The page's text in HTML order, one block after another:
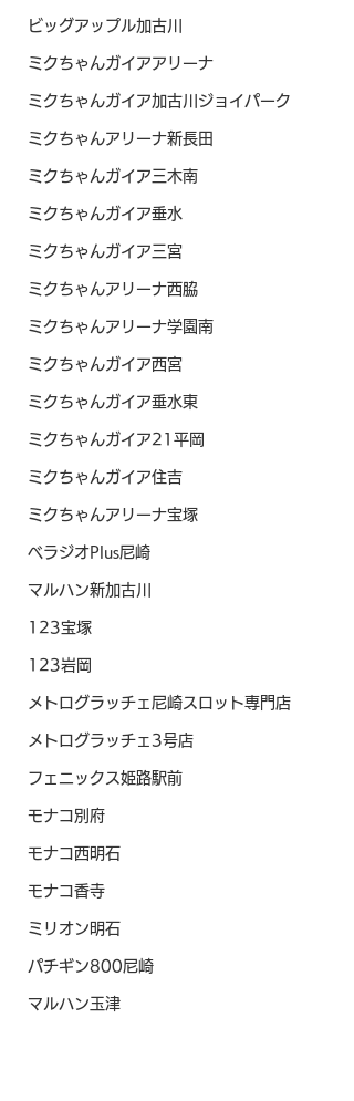
ビッグアップル加古川
ミクちゃんガイアアリーナ
ミクちゃんガイア加古川ジョイパーク
ミクちゃんアリーナ新長田
ミクちゃんガイア三木南
ミクちゃんガイア垂水
ミクちゃんガイア三宮
ミクちゃんアリーナ西脇
ミクちゃんアリーナ学園南
ミクちゃんガイア西宮
ミクちゃんガイア垂水東
ミクちゃんガイア21平岡
ミクちゃんガイア住吉
ミクちゃんアリーナ宝塚
ベラジオPlus尼崎
マルハン新加古川
123宝塚
123岩岡
メトログラッチェ尼崎スロット専門店
メトログラッチェ3号店
フェニックス姫路駅前
モナコ別府
モナコ西明石
モナコ香寺
ミリオン明石
パチギン800尼崎
マルハン玉津